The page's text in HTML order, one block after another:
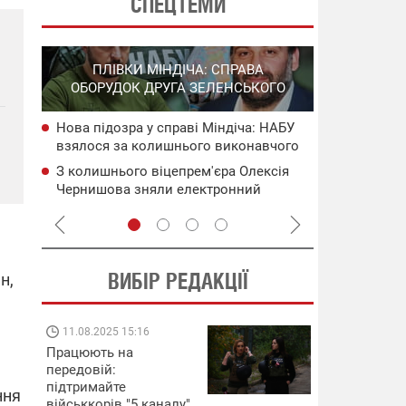
ПЛІВКИ МІНДІЧА: СПРАВА
ОБОРУДОК ДРУГА ЗЕЛЕНСЬКОГО
Нова підозра у справі Міндіча: НАБУ
взялося за колишнього виконавчого
директора Енергоатому
З колишнього віцепрем'єра Олексія
Чернишова зняли електронний
ВИБІР РЕДАКЦІЇ
11.08.2025 15:16
Працюють на
передовій:
підтримайте